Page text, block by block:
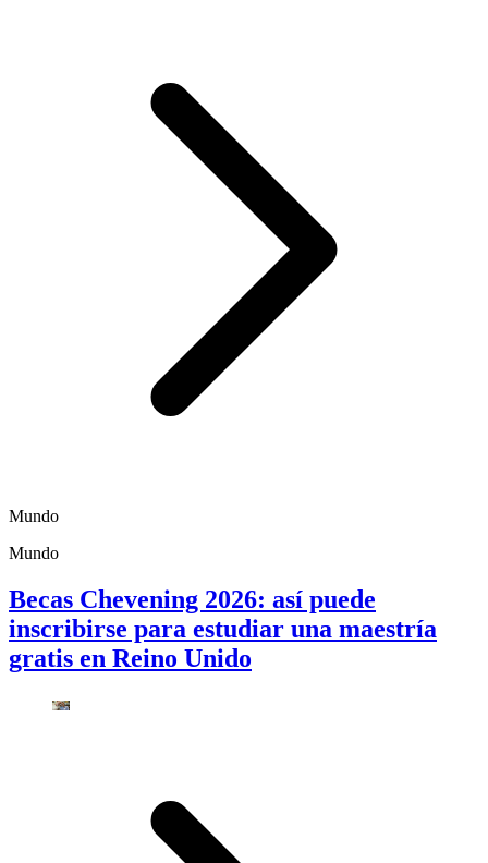
Mundo
Mundo
Becas Chevening 2026: así puede
inscribirse para estudiar una maestría
gratis en Reino Unido